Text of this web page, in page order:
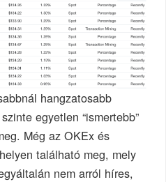
hangzatosabb
egyetlen “ismertebb”
Még az OKEx és
található meg, mely
nem arról híres,